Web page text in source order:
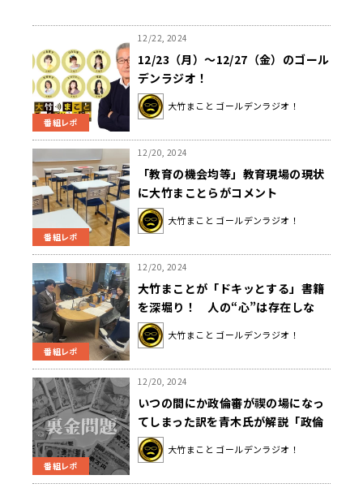
番組レポ
12/22, 2024
12/23（月）～12/27（金）のゴール
デンラジオ！
大竹まこと ゴールデンラジオ！
番組レポ
12/20, 2024
「教育の機会均等」教育現場の現状
に大竹まことらがコメント
大竹まこと ゴールデンラジオ！
番組レポ
12/20, 2024
大竹まことが「ドキッとする」書籍
を深堀り！ 人の“心”は存在しな
い？
大竹まこと ゴールデンラジオ！
番組レポ
12/20, 2024
いつの間にか政倫審が禊の場になっ
てしまった訳を青木氏が解説「政倫
審の出席が党が公認するかしないか
という判断基準のうちの一つ」
大竹まこと ゴールデンラジオ！